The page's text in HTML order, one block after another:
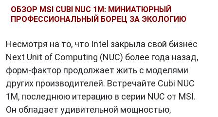
ОБЗОР MSI CUBI NUC 1M: МИНИАТЮРНЫЙ
ПРОФЕССИОНАЛЬНЫЙ БОРЕЦ ЗА ЭКОЛОГИЮ
Несмотря на то, что Intel закрыла свой бизнес
Next Unit of Computing (NUC) более года назад,
форм-фактор продолжает жить с моделями
других производителей. Встречайте Cubi NUC
1M, последнюю итерацию в серии NUC от MSI.
Он обладает удивительной мощностью,